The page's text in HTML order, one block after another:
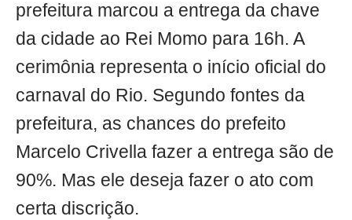
prefeitura marcou a entrega da chave
da cidade ao Rei Momo para 16h. A
cerimônia representa o início oficial do
carnaval do Rio. Segundo fontes da
prefeitura, as chances do prefeito
Marcelo Crivella fazer a entrega são de
90%. Mas ele deseja fazer o ato com
certa discrição.